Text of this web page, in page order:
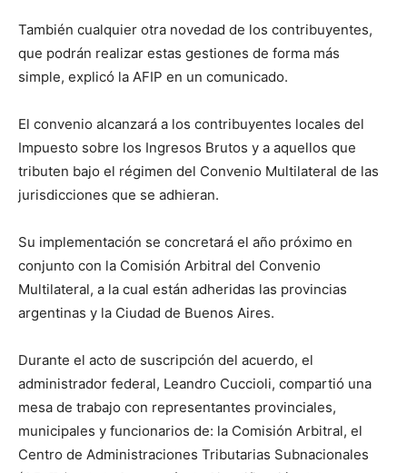
También cualquier otra novedad de los contribuyentes,
que podrán realizar estas gestiones de forma más
simple, explicó la AFIP en un comunicado.
El convenio alcanzará a los contribuyentes locales del
Impuesto sobre los Ingresos Brutos y a aquellos que
tributen bajo el régimen del Convenio Multilateral de las
jurisdicciones que se adhieran.
Su implementación se concretará el año próximo en
conjunto con la Comisión Arbitral del Convenio
Multilateral, a la cual están adheridas las provincias
argentinas y la Ciudad de Buenos Aires.
Durante el acto de suscripción del acuerdo, el
administrador federal, Leandro Cuccioli, compartió una
mesa de trabajo con representantes provinciales,
municipales y funcionarios de: la Comisión Arbitral, el
Centro de Administraciones Tributarias Subnacionales